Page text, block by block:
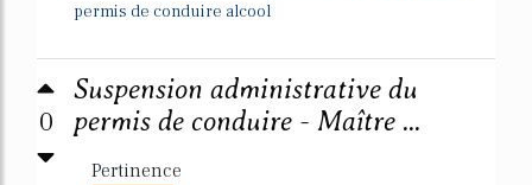
permis de conduire alcool
0
Suspension administrative du
permis de conduire - Maître ...
Pertinence